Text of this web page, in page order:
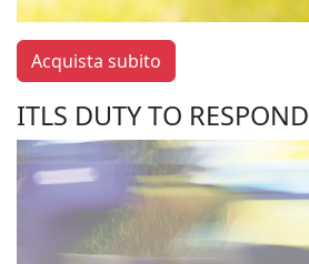
Acquista subito
ITLS DUTY TO RESPOND